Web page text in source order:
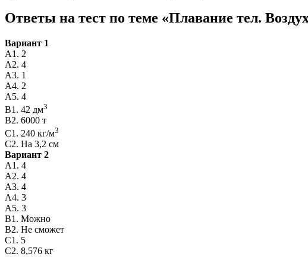
Ответы на тест по теме «Плавание тел.
Вариант 1
А1. 2
А2. 4
А3. 1
А4. 2
А5. 4
В1. 42 дм3
В2. 6000 т
С1. 240 кг/м3
С2. На 3,2 см
Вариант 2
А1. 4
А2. 4
А3. 4
А4. 3
А5. 3
В1. Можно
В2. Не сможет
С1. 5
С2. 8,576 кг